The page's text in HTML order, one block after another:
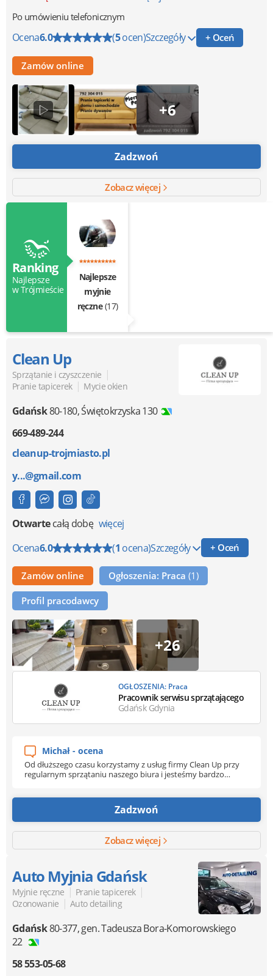
Po umówieniu telefonicznym
Ocena6.0 (5ocen)Szczegóły + Oceń
Zamów online
+6
Zadzwoń
Zobacz więcej
Ranking
Najlepsze
w Trójmieście
Najlepsze
myjnie
ręczne(17)
Clean Up
Sprzątanie i czyszczenie |
Pranie tapicerek | Mycie okien
Gdańsk80-180,Świętokrzyska 130
669-489-244
cleanup-trojmiasto.pl
y...@gmail.com
Otwartecałą dobę więcej
Ocena6.0 (1 ocena)Szczegóły + Oceń
Zamów online Ogłoszenia: Praca (1)
Profil pracodawcy
+26
OGŁOSZENIA: Praca
Pracownik serwisu sprzątającego
Gdańsk Gdynia
Michał - ocena
Od dłuższego czasu korzystamy z usług firmy Clean Up przy
regularnym sprzątaniu naszego biura i jesteśmy bardzo
wszystkie prace wykonywane są z dbałością o każdy szczegół.
Doceniamy również świetny kontakt, elastyczność oraz
niezawodność. Współpraca przebiega bezproblemowo,
dlatego z pełnym przekonaniem polecamy firmę Clean Up
każdemu, kto szuka rzetelnej firmy do stałego sprzątania
biura.
Zadzwoń
Zobacz więcej
Auto Myjnia Gdańsk
Myjnie ręczne | Pranie tapicerek |
Ozonowanie | Auto detailing
Gdańsk80-377,gen. Tadeusza Bora-Komorowskiego
22
58 553-05-68